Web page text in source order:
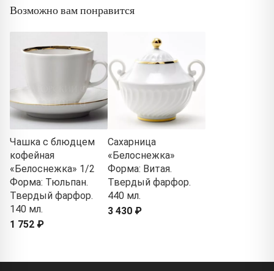
Возможно вам понравится
Чашка с блюдцем
кофейная
«Белоснежка» 1/2
Форма: Тюльпан.
Твердый фарфор.
140 мл.
1 752 ₽
Сахарница
«Белоснежка»
Форма: Витая.
Твердый фарфор.
440 мл.
3 430 ₽